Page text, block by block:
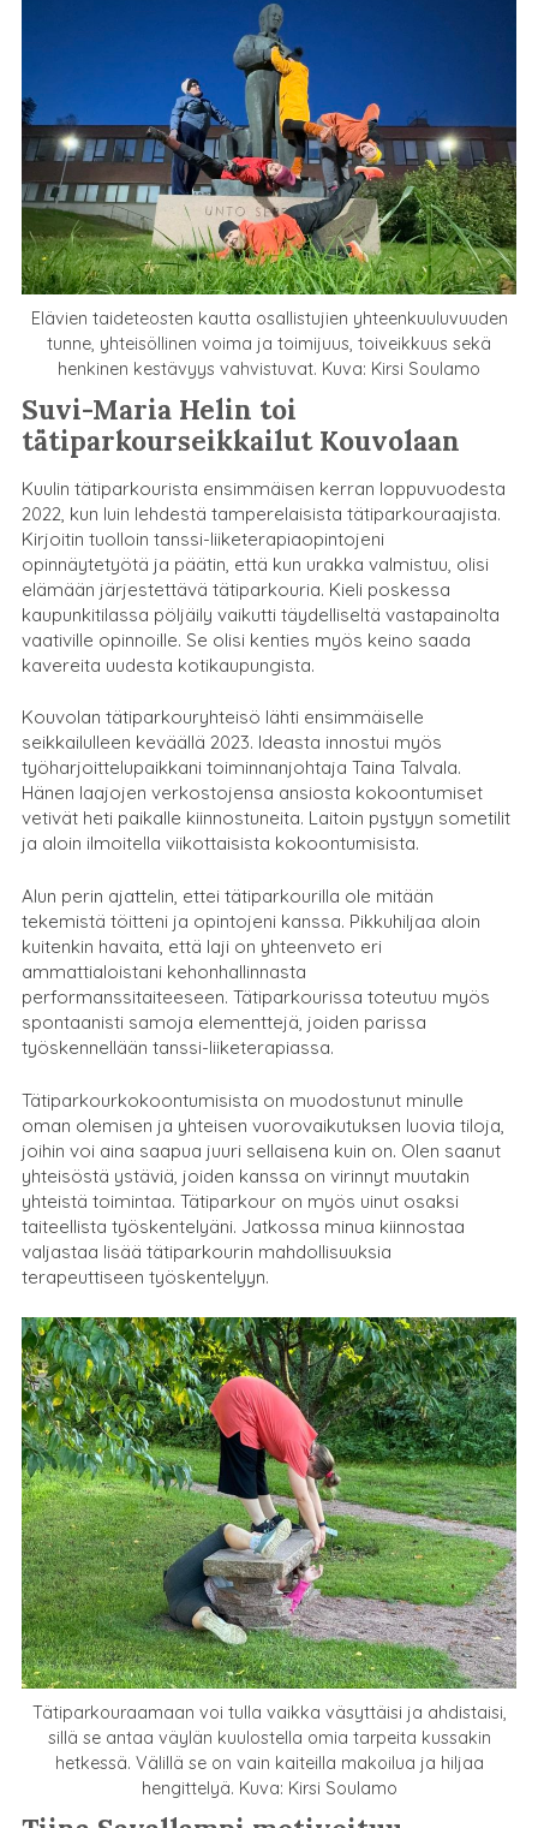
Elävien taideteosten kautta osallistujien yhteenkuuluvuuden
tunne, yhteisöllinen voima ja toimijuus, toiveikkuus sekä
henkinen kestävyys vahvistuvat. Kuva: Kirsi Soulamo
Suvi-Maria Helin toi
tätiparkourseikkailut Kouvolaan
Kuulin tätiparkourista ensimmäisen kerran loppuvuodesta
2022, kun luin lehdestä tamperelaisista tätiparkouraajista.
Kirjoitin tuolloin tanssi-liiketerapiaopintojeni
opinnäytetyötä ja päätin, että kun urakka valmistuu, olisi
elämään järjestettävä tätiparkouria. Kieli poskessa
kaupunkitilassa pöljäily vaikutti täydelliseltä vastapainolta
vaativille opinnoille. Se olisi kenties myös keino saada
kavereita uudesta kotikaupungista.
Kouvolan tätiparkouryhteisö lähti ensimmäiselle
seikkailulleen keväällä 2023. Ideasta innostui myös
työharjoittelupaikkani toiminnanjohtaja Taina Talvala.
Hänen laajojen verkostojensa ansiosta kokoontumiset
vetivät heti paikalle kiinnostuneita. Laitoin pystyyn sometilit
ja aloin ilmoitella viikottaisista kokoontumisista.
Alun perin ajattelin, ettei tätiparkourilla ole mitään
tekemistä töitteni ja opintojeni kanssa. Pikkuhiljaa aloin
kuitenkin havaita, että laji on yhteenveto eri
ammattialoistani kehonhallinnasta
performanssitaiteeseen. Tätiparkourissa toteutuu myös
spontaanisti samoja elementtejä, joiden parissa
työskennellään tanssi-liiketerapiassa.
Tätiparkourkokoontumisista on muodostunut minulle
oman olemisen ja yhteisen vuorovaikutuksen luovia tiloja,
joihin voi aina saapua juuri sellaisena kuin on. Olen saanut
yhteisöstä ystäviä, joiden kanssa on virinnyt muutakin
yhteistä toimintaa. Tätiparkour on myös uinut osaksi
taiteellista työskentelyäni. Jatkossa minua kiinnostaa
valjastaa lisää tätiparkourin mahdollisuuksia
terapeuttiseen työskentelyyn.
Tätiparkouraamaan voi tulla vaikka väsyttäisi ja ahdistaisi,
sillä se antaa väylän kuulostella omia tarpeita kussakin
hetkessä. Välillä se on vain kaiteilla makoilua ja hiljaa
hengittelyä. Kuva: Kirsi Soulamo